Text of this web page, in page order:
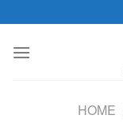
to
content
HOME